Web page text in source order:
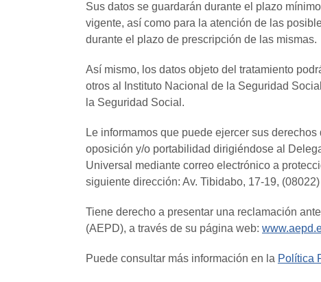
Sus datos se guardarán durante el plazo
vigente, así como para la atención de las
durante el plazo de prescripción de las mismas.
Así mismo, los datos objeto del tratamiento
otros al Instituto Nacional de la Seguridad
la Seguridad Social.
Le informamos que puede ejercer sus
oposición y/o portabilidad dirigiéndose al
Universal mediante correo electrónico a
siguiente dirección: Av. Tibidabo, 17-19,
Tiene derecho a presentar una reclamación
(AEPD), a través de su página web:
Puede consultar más información en la Política